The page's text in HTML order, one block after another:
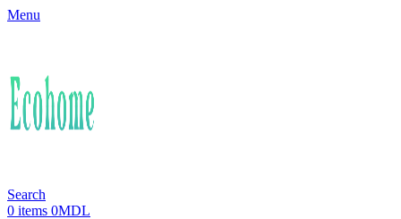
Menu
Search
0 items 0MDL